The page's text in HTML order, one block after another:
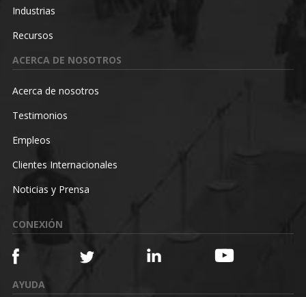
Industrias
Recursos
ACERCA DE NOSOTROS
Acerca de nosotros
Testimonios
Empleos
Clientes Internacionales
Noticias y Prensa
CONEXIÓN
AYUDA